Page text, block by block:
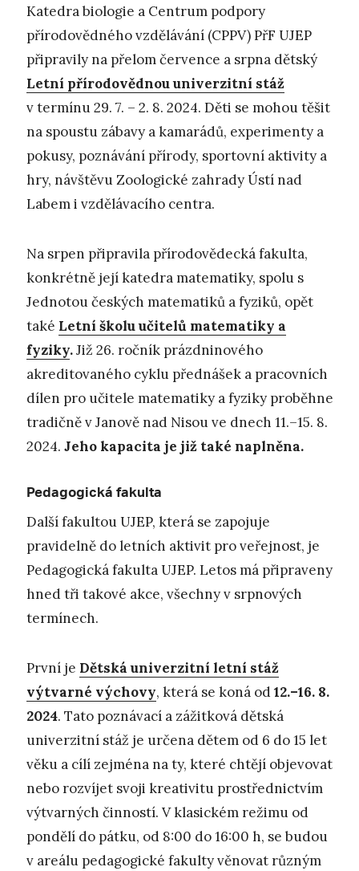
Katedra biologie a Centrum podpory
přírodovědného vzdělávání (CPPV) PřF UJEP
připravily na přelom července a srpna dětský
Letní přírodovědnou univerzitní stáž
v termínu 29. 7. – 2. 8. 2024. Děti se mohou těšit
na spoustu zábavy a kamarádů, experimenty a
pokusy, poznávání přírody, sportovní aktivity a
hry, návštěvu Zoologické zahrady Ústí nad
Labem i vzdělávacího centra.
Na srpen připravila přírodovědecká fakulta,
konkrétně její katedra matematiky, spolu s
Jednotou českých matematiků a fyziků, opět
také Letní školu učitelů matematiky a
fyziky.Již 26. ročník prázdninového
akreditovaného cyklu přednášek a pracovních
dílen pro učitele matematiky a fyziky proběhne
tradičně v Janově nad Nisou ve dnech 11.–15. 8.
2024. Jeho kapacita je již také naplněna.
Pedagogická fakulta
Další fakultou UJEP, která se zapojuje
pravidelně do letních aktivit pro veřejnost, je
Pedagogická fakulta UJEP. Letos má připraveny
hned tři takové akce, všechny v srpnových
termínech.
První je Dětská univerzitní letní stáž
výtvarné výchovy, která se koná od12.–16. 8.
2024. Tato poznávací a zážitková dětská
univerzitní stáž je určena dětem od 6 do 15 let
věku a cílí zejména na ty, které chtějí objevovat
nebo rozvíjet svoji kreativitu prostřednictvím
výtvarných činností. V klasickém režimu od
pondělí do pátku, od 8:00 do 16:00 h, se budou
v areálu pedagogické fakulty věnovat různým